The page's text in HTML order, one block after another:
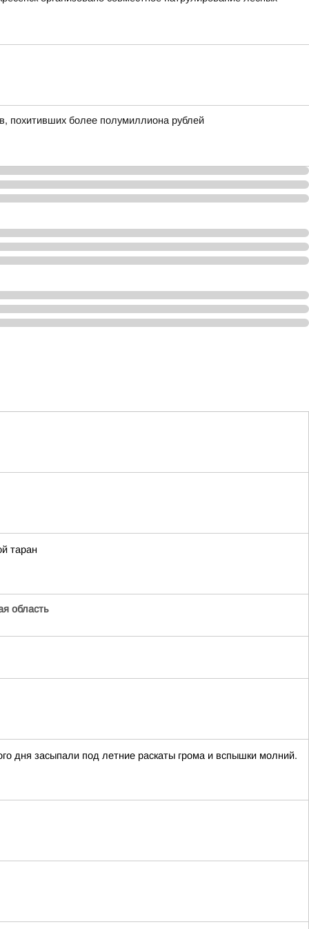
похитивших более полумиллиона рублей
таран
область
дня засыпали под летние раскаты грома и вспышки молний.